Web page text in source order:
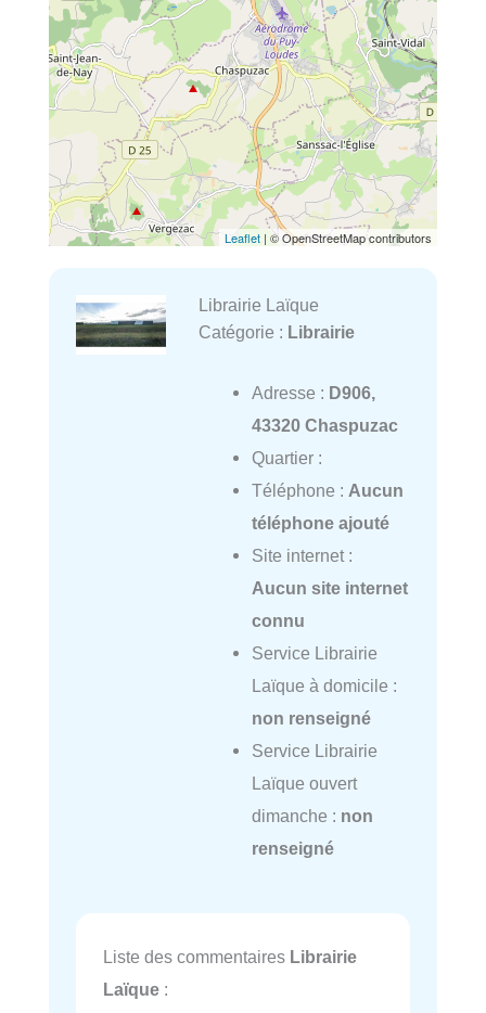
Leaflet | © OpenStreetMap contributors
Librairie Laïque
Catégorie : Librairie
Adresse : D906,
43320 Chaspuzac
Quartier :
Téléphone : Aucun
téléphone ajouté
Site internet :
Aucun site internet
connu
Service Librairie
Laïque à domicile :
non renseigné
Service Librairie
Laïque ouvert
dimanche : non
renseigné
Liste des commentaires Librairie
Laïque :